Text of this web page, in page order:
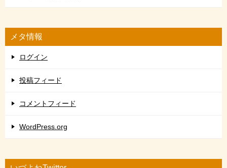
メタ情報
ログイン
投稿フィード
コメントフィード
WordPress.org